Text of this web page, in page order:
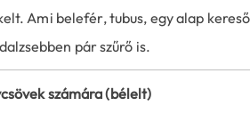
Ami belefér, tubus, egy alap
pár szűrő is.
számára (bélelt)